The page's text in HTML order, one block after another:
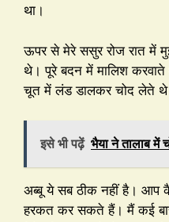
था।
ऊपर से मेरे ससुर रोज रात में
थे। पूरे बदन में मालिश
चूत में लंड डालकर चोद लेते
इसे भी पढ़ें भैया ने तालाब में
अब्बू ये सब ठीक नहीं है। आप
हरकत कर सकते हैं। मैं कई बार